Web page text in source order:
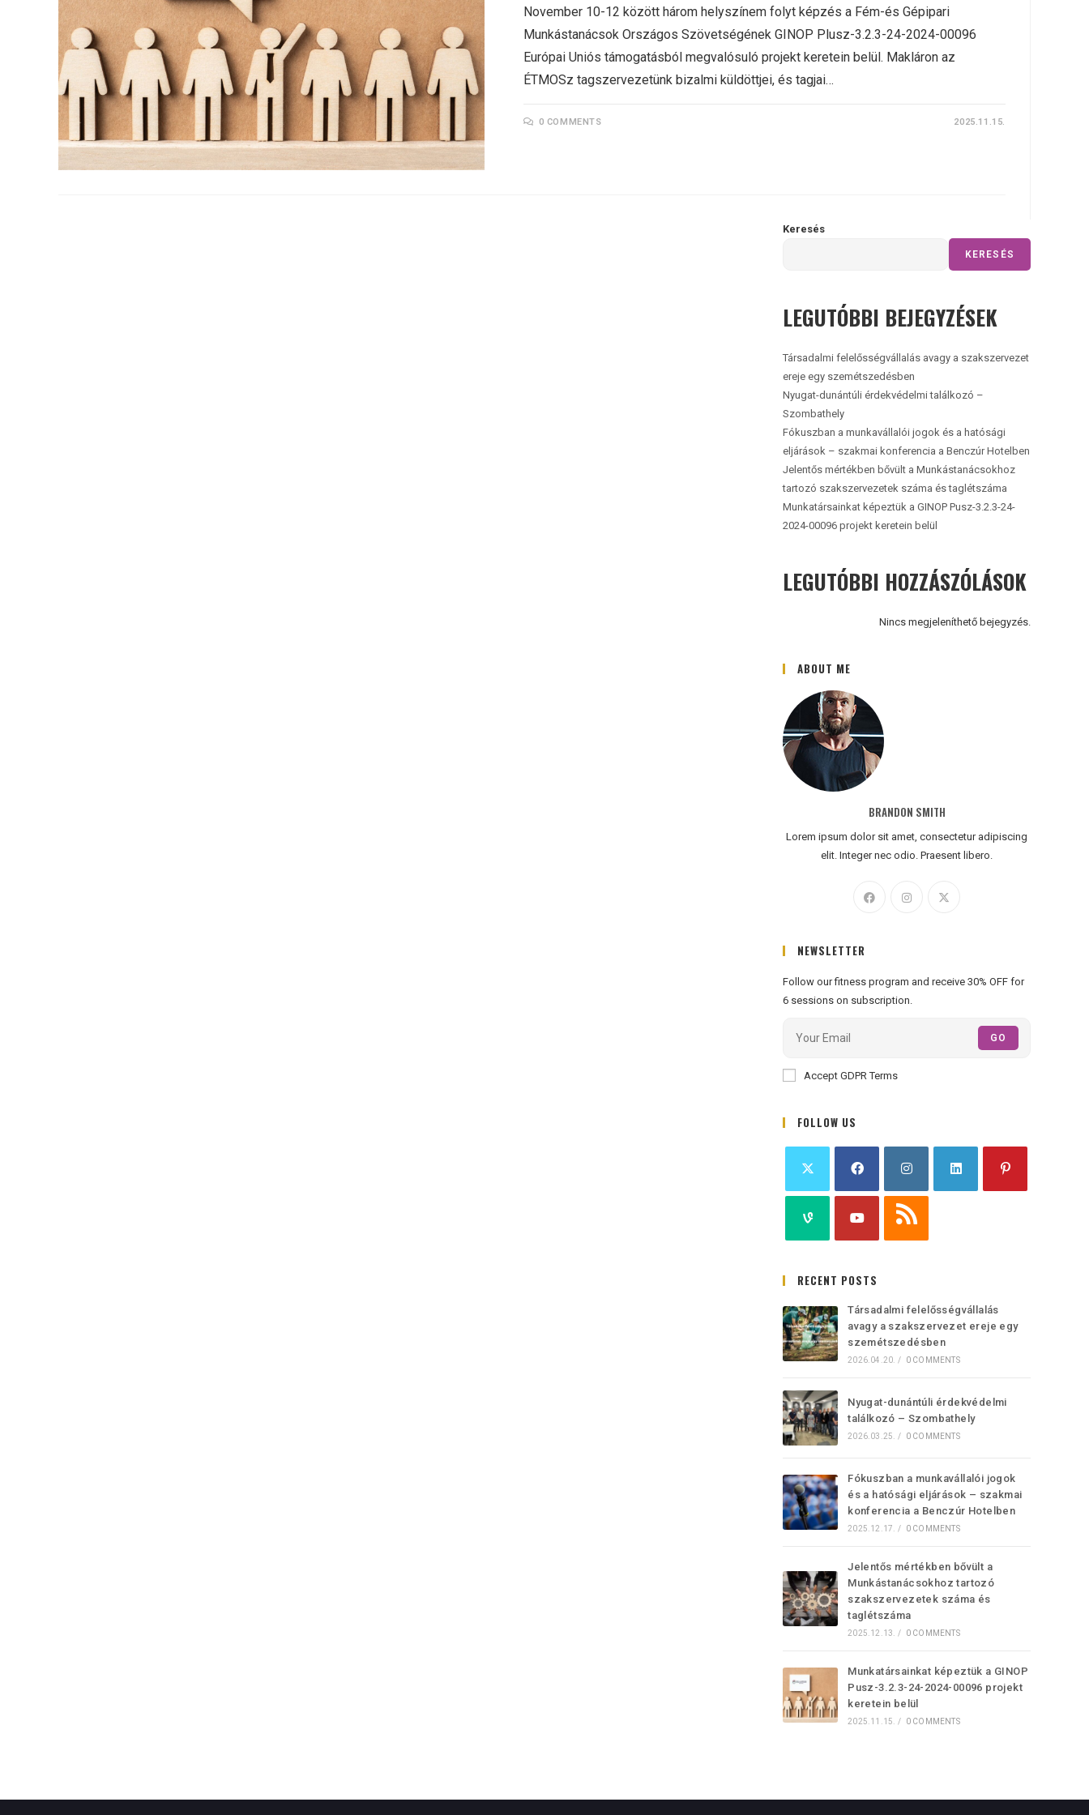
November 10-12 között három helyszínem folyt képzés a Fém-és Gépipari
Munkástanácsok Országos Szövetségének GINOP Plusz-3.2.3-24-2024-00096
Európai Uniós támogatásból megvalósuló projekt keretein belül. Makláron az
ÉTMOSz tagszervezetünk bizalmi küldöttjei, és tagjai…
0 COMMENTS 2025.11.15.
Keresés
KERESÉS
LEGUTÓBBI BEJEGYZÉSEK
Társadalmi felelősségvállalás avagy a szakszervezet
ereje egy szemétszedésben
Nyugat-dunántúli érdekvédelmi találkozó –
Szombathely
Fókuszban a munkavállalói jogok és a hatósági
eljárások – szakmai konferencia a Benczúr Hotelben
Jelentős mértékben bővült a Munkástanácsokhoz
tartozó szakszervezetek száma és taglétszáma
Munkatársainkat képeztük a GINOP Pusz-3.2.3-24-
2024-00096 projekt keretein belül
LEGUTÓBBI HOZZÁSZÓLÁSOK
Nincs megjeleníthető bejegyzés.
ABOUT ME
BRANDON SMITH
Lorem ipsum dolor sit amet, consectetur adipiscing
elit. Integer nec odio. Praesent libero.
NEWSLETTER
Follow our fitness program and receive 30% OFF for
6 sessions on subscription.
GO
Accept GDPR Terms
FOLLOW US
RECENT POSTS
Társadalmi felelősségvállalás
avagy a szakszervezet ereje egy
szemétszedésben
2026.04.20. / 0 COMMENTS
Nyugat-dunántúli érdekvédelmi
találkozó – Szombathely
2026.03.25. / 0 COMMENTS
Fókuszban a munkavállalói jogok
és a hatósági eljárások – szakmai
konferencia a Benczúr Hotelben
2025.12.17. / 0 COMMENTS
Jelentős mértékben bővült a
Munkástanácsokhoz tartozó
szakszervezetek száma és
taglétszáma
2025.12.13. / 0 COMMENTS
Munkatársainkat képeztük a GINOP
Pusz-3.2.3-24-2024-00096 projekt
keretein belül
2025.11.15. / 0 COMMENTS